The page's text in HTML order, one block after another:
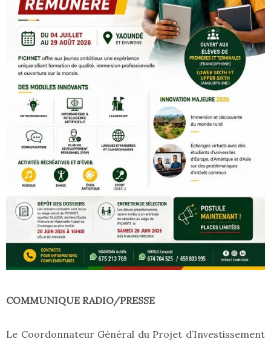
COMMUNIQUE RADIO/PRESSE
Le Coordonnateur Général du Projet d’Investissement